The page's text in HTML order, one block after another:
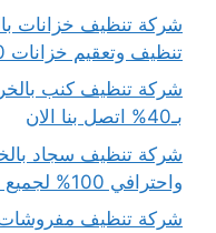
تنظيف وتعقيم خزانات 100%منزلية اتصل الان
شركة تنظيف كنب
بـ40% اتصل بنا الان
واحترافي 100% لجميع أنواع السجاد